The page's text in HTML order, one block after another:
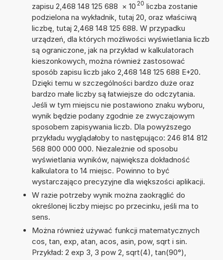
zapisu 2,468 148 125 688 × 10 20 liczba zostanie
podzielona na wykładnik, tutaj 20, oraz właściwą
liczbę, tutaj 2,468 148 125 688. W przypadku
urządzeń, dla których możliwości wyświetlania liczb
są ograniczone, jak na przykład w kalkulatorach
kieszonkowych, można również zastosować
sposób zapisu liczb jako 2,468 148 125 688 E+20.
Dzięki temu w szczególności bardzo duże oraz
bardzo małe liczby są łatwiejsze do odczytania.
Jeśli w tym miejscu nie postawiono znaku wyboru,
wynik będzie podany zgodnie ze zwyczajowym
sposobem zapisywania liczb. Dla powyższego
przykładu wyglądałoby to następująco: 246 814 812
568 800 000 000. Niezależnie od sposobu
wyświetlania wyników, największa dokładność
kalkulatora to 14 miejsc. Powinno to być
wystarczająco precyzyjne dla większości aplikacji.
W razie potrzeby wynik można zaokrąglić do
określonej liczby miejsc po przecinku, jeśli ma to
sens.
Można również używać funkcji matematycznych
cos, tan, exp, atan, acos, asin, pow, sqrt i sin.
Przykład: 2 exp 3, 3 pow 2, sqrt(4), tan(90°),